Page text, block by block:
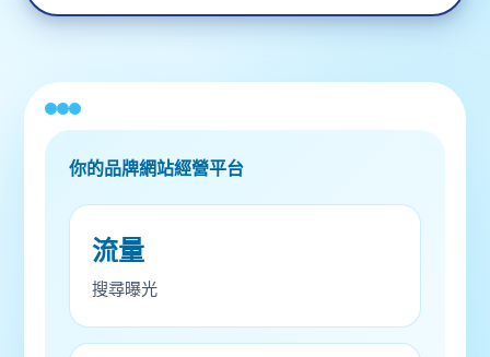
你的品牌網站經營平台
流量
搜尋曝光